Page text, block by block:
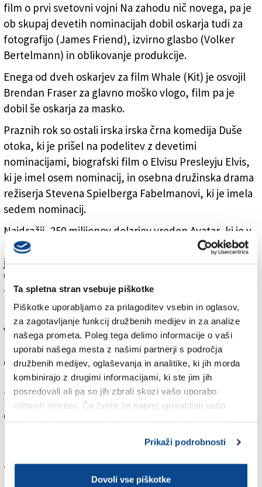
Ta spletna stran vsebuje piškotke
Piškotke uporabljamo za prilagoditev vsebin in oglasov,
za zagotavljanje funkcij družbenih medijev in za analize
našega prometa. Poleg tega delimo informacije o vaši
uporabi našega mesta z našimi partnerji s področja
družbenih medijev, oglaševanja in analitike, ki jih morda
kombinirajo z drugimi informacijami, ki ste jim jih
posredovali ali pa so jih zbrali skozi vašo uporabo
njihovih storitev. Če želite še naprej uporabljati našo
Prikaži podrobnosti
Dovoli vse piškotke
film o prvi svetovni vojni Na zahodu nič novega, pa je
ob skupaj devetih nominacijah dobil oskarja tudi za
fotografijo (James Friend), izvirno glasbo (Volker
Bertelmann) in oblikovanje produkcije.
Enega od dveh oskarjev za film Whale (Kit) je osvojil
Brendan Fraser za glavno moško vlogo, film pa je
dobil še oskarja za masko.
Praznih rok so ostali irska irska črna komedija Duše
otoka, ki je prišel na podelitev z devetimi
nominacijami, biografski film o Elvisu Presleyju Elvis,
ki je imel osem nominacij, in osebna družinska drama
režiserja Stevena Spielberga Fabelmanovi, ki je imela
sedem nominacij.
Najdražji, 250 milijonov dolarjev vreden Avatar, ki je v
kinodvoranah zaslužil še skoraj tri milijarde dolarjev,
je dobil oskarja za vizualne učinke, Črni panter:
Wakanda za vedno je dobil oskarja za kostumografijo,
Top Gun Maverick za montažo tona, oskarja za
priredbo scenarija pa je osvojil film Woman talking.
Voditelj podelitve Jimmy Kimmel se je uvodoma
pošalil na račun režiserja filma Avatar Jamesa
Camerona, da ga ni bilo na podelitev iz užaljenosti,
ker ni bil nominiran. Podobno je ošvrknil tudi zvezdo
filma Top Gun Toma Cruisea.
Oskarja za dokumentarni celovečerni film so dobili
Miller in Shane Boris za film Navalni o ruskem
zaprtem opozicijskem politiku in oporečniku Alekseju